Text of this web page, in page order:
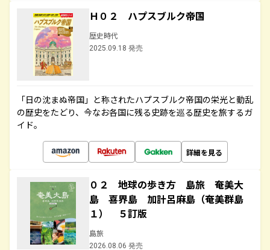
Ｈ０２ ハプスブルク帝国
歴史時代
2025.09.18 発売
「日の沈まぬ帝国」と称されたハプスブルク帝国の栄光と動乱
の歴史をたどり、今なお各国に残る史跡を巡る歴史を旅するガ
イド。
詳細を見る
０２ 地球の歩き方 島旅 奄美大
島 喜界島 加計呂麻島（奄美群島
１） ５訂版
島旅
2026.08.06 発売